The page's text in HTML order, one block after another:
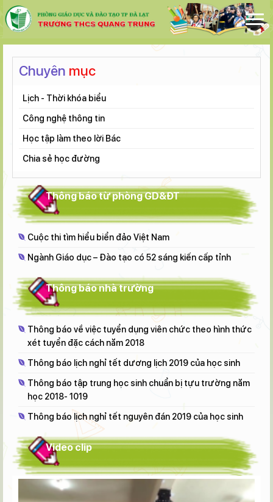
Chuyên mục
Lịch - Thời khóa biểu
Công nghệ thông tin
Học tập làm theo lời Bác
Chia sẻ học đường
Thông báo từ phòng GD&ĐT
Cuộc thi tìm hiểu biển đảo Việt Nam
Ngành Giáo dục – Đào tạo có 52 sáng kiến cấp tỉnh
Thông báo nhà trường
Thông báo về việc tuyển dụng viên chức theo hình thức
xét tuyển đặc cách năm 2018
Thông báo lịch nghỉ tết dương lịch 2019 của học sinh
Thông báo tập trung học sinh chuẩn bị tựu trường năm
học 2018- 1019
Thông báo lịch nghỉ tết nguyên đán 2019 của học sinh
Video clip